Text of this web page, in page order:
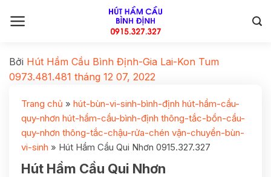
Bởi Hút Hầm Cầu Bình Định-Gia Lai-Kon Tum
0973.481.481 tháng 12 07, 2022
Trang chủ » hút-bùn-vi-sinh-bình-định hút-hầm-cầu-
quy-nhơn hút-hầm-cầu-bình-định thông-tắc-bồn-cầu-
quy-nhơn thông-tắc-chậu-rửa-chén vận-chuyển-bùn-
vi-sinh » Hút Hầm Cầu Qui Nhơn 0915.327.327
Hút Hầm Cầu Qui Nhơn